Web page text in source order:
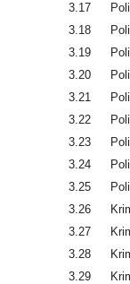
3.17
3.18
3.19
3.20
3.21
3.22
3.23
3.24
3.25
3.26
3.27
3.28
3.29